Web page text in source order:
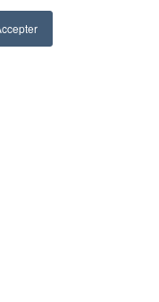
de notre service. Cette
par une réduction